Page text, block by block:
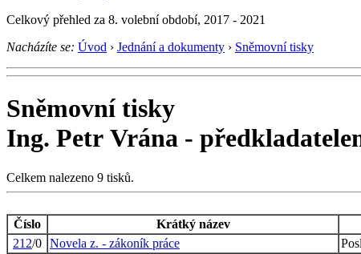
Celkový přehled za 8. volební období, 2017 - 2021
Nacházíte se: Úvod › Jednání a dokumenty › Sněmovní tisky
Sněmovní tisky
Ing. Petr Vrána -
Celkem nalezeno 9 tisků.
Číslo Krátký název
212/0 Novela z. - zákoník práce